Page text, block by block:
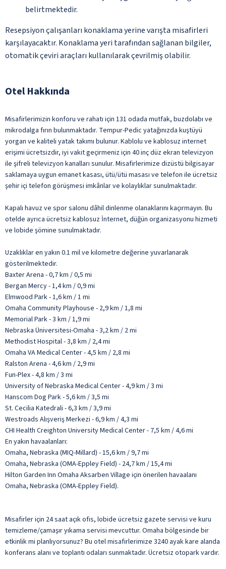
belirtmektedir.
Resepsiyon çalışanları konaklama yerine varışta misafirleri
karşılayacaktır. Konaklama yeri tarafından sağlanan bilgiler,
otomatik çeviri araçları kullanılarak çevrilmiş olabilir.
Otel Hakkında
Misafirlerimizin konforu ve rahatı için 131 odada mutfak, buzdolabı ve
mikrodalga fırın bulunmaktadır. Tempur-Pedic yatağınızda kuştüyü
yorgan ve kaliteli yatak takımı bulunur. Kablolu ve kablosuz internet
erişimi ücretsizdir, iyi vakit geçirmeniz için 40 inç düz ekran televizyon
ile şifreli televizyon kanalları sunulur. Misafirlerimize dizüstü bilgisayar
saklamaya uygun emanet kasası, ütü/ütü masası ve telefon ile ücretsiz
şehir içi telefon görüşmesi imkânlar ve kolaylıklar sunulmaktadır.
Kapalı havuz ve spor salonu dâhil dinlenme olanaklarını kaçırmayın. Bu
otelde ayrıca ücretsiz kablosuz İnternet, düğün organizasyonu hizmeti
ve lobide şömine sunulmaktadır.
Uzaklıklar en yakın 0.1 mil ve kilometre değerine yuvarlanarak
gösterilmektedir.
Baxter Arena - 0,7 km / 0,5 mi
Bergan Mercy - 1,4 km / 0,9 mi
Elmwood Park - 1,6 km / 1 mi
Omaha Community Playhouse - 2,9 km / 1,8 mi
Memorial Park - 3 km / 1,9 mi
Nebraska Üniversitesi-Omaha - 3,2 km / 2 mi
Methodist Hospital - 3,8 km / 2,4 mi
Omaha VA Medical Center - 4,5 km / 2,8 mi
Ralston Arena - 4,6 km / 2,9 mi
Fun-Plex - 4,8 km / 3 mi
University of Nebraska Medical Center - 4,9 km / 3 mi
Hanscom Dog Park - 5,6 km / 3,5 mi
St. Cecilia Katedrali - 6,3 km / 3,9 mi
Westroads Alışveriş Merkezi - 6,9 km / 4,3 mi
CHI Health Creighton University Medical Center - 7,5 km / 4,6 mi
En yakın havaalanları:
Omaha, Nebraska (MIQ-Millard) - 15,6 km / 9,7 mi
Omaha, Nebraska (OMA-Eppley Field) - 24,7 km / 15,4 mi
Hilton Garden Inn Omaha Aksarben Village için önerilen havaalanı
Omaha, Nebraska (OMA-Eppley Field).
Misafirler için 24 saat açık ofis, lobide ücretsiz gazete servisi ve kuru
temizleme/çamaşır yıkama servisi mevcuttur. Omaha bölgesinde bir
etkinlik mi planlıyorsunuz? Bu otel misafirlerimize 3240 ayak kare alanda
konferans alanı ve toplantı odaları sunmaktadır. Ücretsiz otopark vardır.